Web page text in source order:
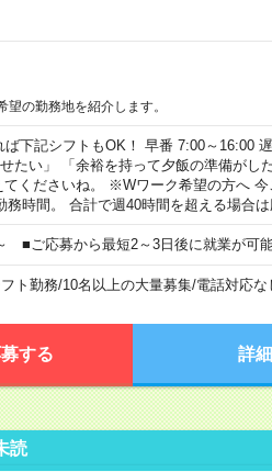
の勤務地を紹介します。
下記シフトもOK！ 早番 7:00～16:00
たい」 「余裕を持って夕飯の準備がし
くださいね。 ※Wワーク希望の方へ
時間。 合計で週40時間を超える場合は
■ご応募から最短2～3日後に就業が可
ト勤務/10名以上の大量募集/電話対応な
する 詳
読